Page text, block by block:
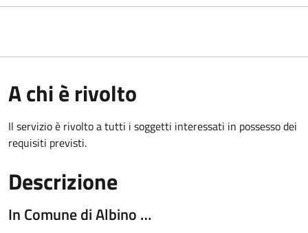
A chi è rivolto
Il servizio è rivolto a tutti i soggetti interessati in possesso dei
requisiti previsti.
Descrizione
In Comune di Albino …